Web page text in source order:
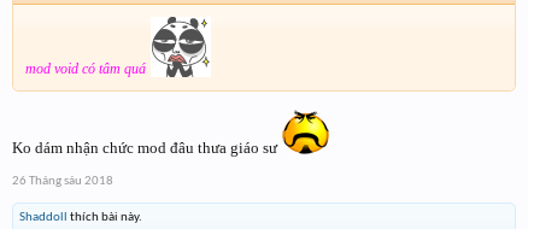
mod void có tâm quá
Ko dám nhận chức mod đâu thưa giáo sư
26 Tháng sáu 2018
Shaddoll thích bài này.